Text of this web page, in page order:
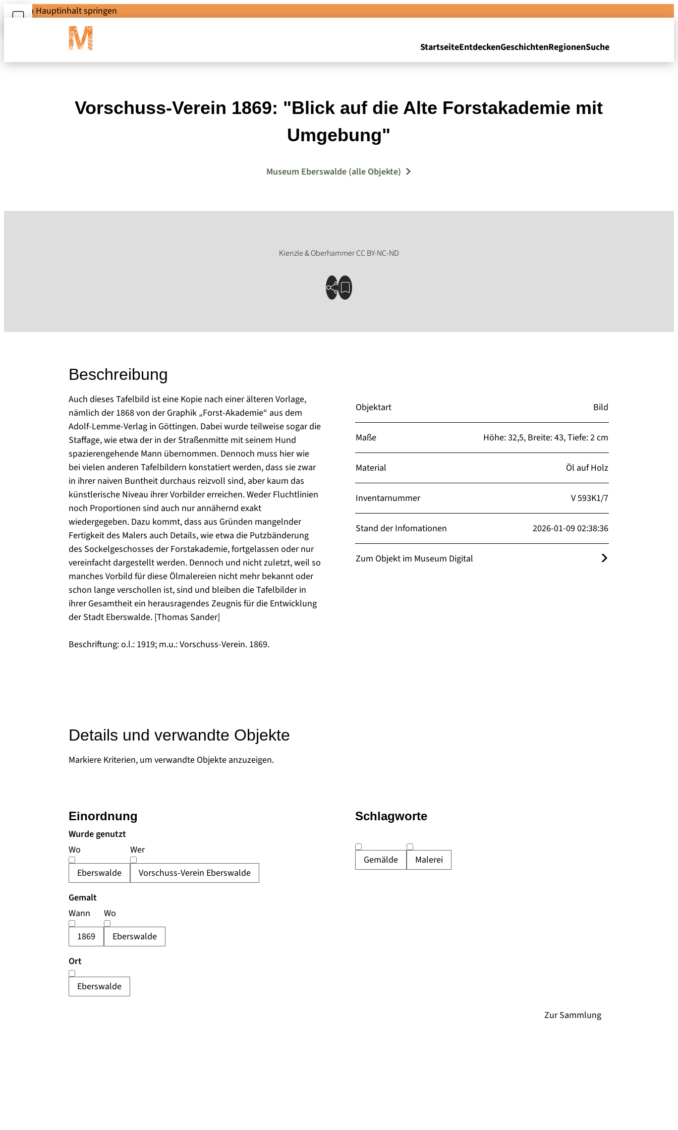
Zum Hauptinhalt springen
StartseiteEntdeckenGeschichtenRegionenSuche
Vorschuss-Verein 1869: "Blick auf die Alte Forstakademie mit
Umgebung"
Museum Eberswalde (alle Objekte)
Beschreibung
Auch dieses Tafelbild ist eine Kopie nach einer älteren Vorlage,
nämlich der 1868 von der Graphik „Forst-Akademie“ aus dem
Adolf-Lemme-Verlag in Göttingen. Dabei wurde teilweise sogar die
Staffage, wie etwa der in der Straßenmitte mit seinem Hund
spazierengehende Mann übernommen. Dennoch muss hier wie
bei vielen anderen Tafelbildern konstatiert werden, dass sie zwar
in ihrer naiven Buntheit durchaus reizvoll sind, aber kaum das
künstlerische Niveau ihrer Vorbilder erreichen. Weder Fluchtlinien
noch Proportionen sind auch nur annähernd exakt
wiedergegeben. Dazu kommt, dass aus Gründen mangelnder
Fertigkeit des Malers auch Details, wie etwa die Putzbänderung
des Sockelgeschosses der Forstakademie, fortgelassen oder nur
vereinfacht dargestellt werden. Dennoch und nicht zuletzt, weil so
manches Vorbild für diese Ölmalereien nicht mehr bekannt oder
schon lange verschollen ist, sind und bleiben die Tafelbilder in
ihrer Gesamtheit ein herausragendes Zeugnis für die Entwicklung
der Stadt Eberswalde. [Thomas Sander]
Beschriftung: o.l.: 1919; m.u.: Vorschuss-Verein. 1869.
Objektart Bild
Maße Höhe: 32,5, Breite: 43, Tiefe: 2 cm
Material Öl auf Holz
Inventarnummer V 593K1/7
Stand der Infomationen 2026-01-09 02:38:36
Zum Objekt im Museum Digital
Details und verwandte Objekte
Markiere Kriterien, um verwandte Objekte anzuzeigen.
Wurde genutzt
Wo
Eberswalde
Wer
Vorschuss-Verein Eberswalde
Gemalt
Wann
1869
Wo
Eberswalde
Ort
Eberswalde
Gemälde Malerei
Einordnung Schlagworte